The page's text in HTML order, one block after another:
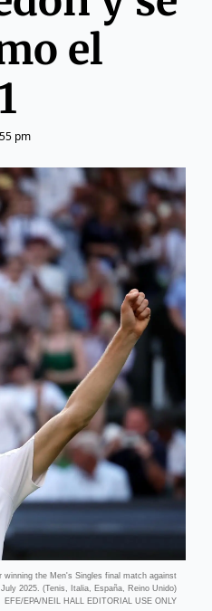
el
pm
the Men's Singles final match against
2025. (Tenis, Italia, España, Reino Unido)
EFE/EPA/NEIL HALL EDITORIAL USE ONLY